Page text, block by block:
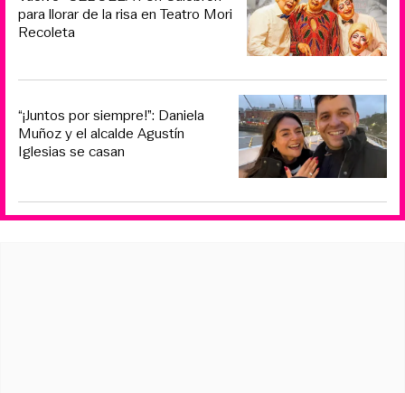
para llorar de la risa en Teatro Mori
Recoleta
“¡Juntos por siempre!”: Daniela
Muñoz y el alcalde Agustín
Iglesias se casan